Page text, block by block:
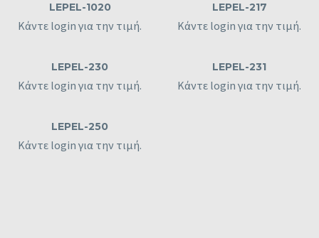
LEPEL-1020
Κάντε login για την τιμή.
LEPEL-217
Κάντε login για την τιμή.
LEPEL-230
Κάντε login για την τιμή.
LEPEL-231
Κάντε login για την τιμή.
LEPEL-250
Κάντε login για την τιμή.